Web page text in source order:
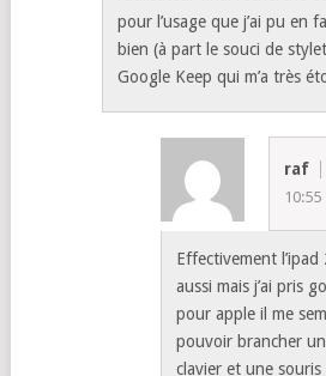
peux me positionner dessus
et j’ai pas pu tester l’iPad
Connaissant tout de même
reste satisfaisante). Et
comme je le pense), tout
l’utilisateur final recherche
pour l’usage que j’ai pu en
bien (à part le souci de
Google Keep qui m’a très